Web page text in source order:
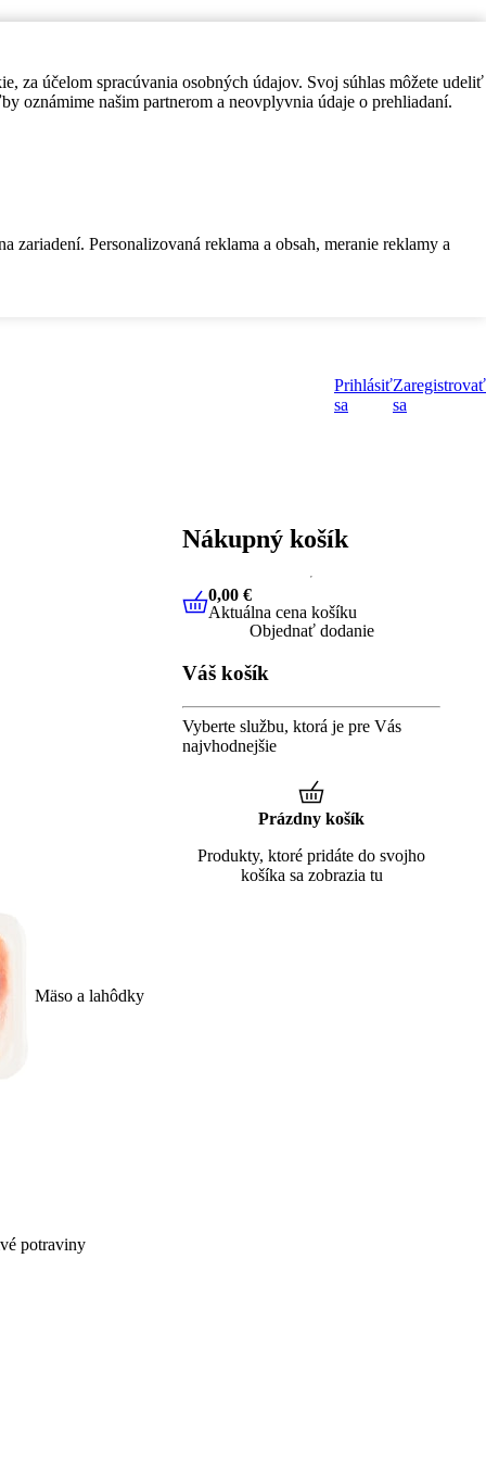
za účelom spracúvania osobných údajov. Svoj súhlas môžete udeliť
oznámime našim partnerom a neovplyvnia údaje o prehliadaní.
Personalizovaná reklama a obsah, meranie reklamy a
Prihlásiť
sa
Zaregistrovať
sa
Mäso a lahôdky
potraviny
Nákupný košík
0,00 €Aktuálna cena košíku
0,00 €
Aktuálna cena košíku
Objednať dodanie
Váš košík
Vyberte službu, ktorá je pre Vás
najvhodnejšie
Prázdny košík
Produkty, ktoré pridáte do svojho
košíka sa zobrazia tu